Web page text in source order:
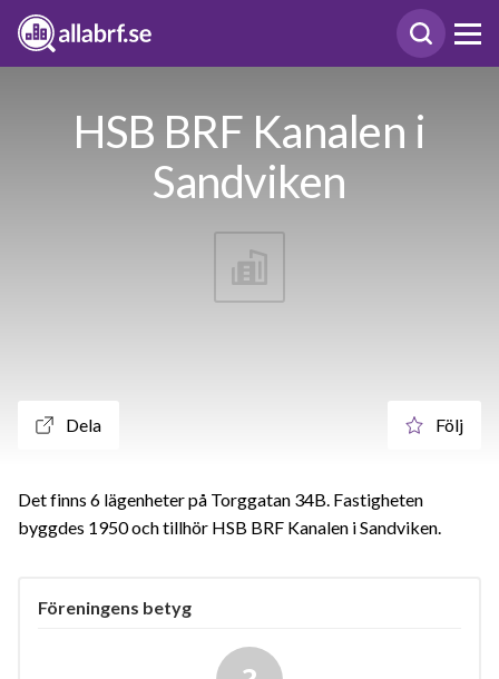
HSB BRF Kanalen i
Sandviken
Dela Följ
Det finns 6 lägenheter på Torggatan 34B. Fastigheten
byggdes 1950 och tillhör HSB BRF Kanalen i Sandviken.
Föreningens betyg